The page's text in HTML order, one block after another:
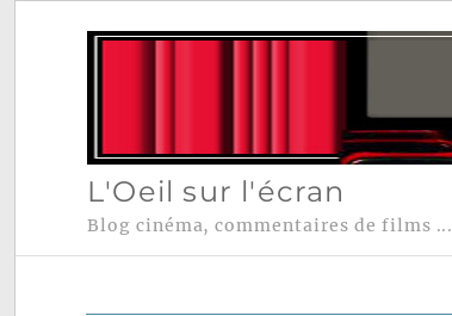
L'Oeil sur l'écran
Blog cinéma, commentaires de films ...